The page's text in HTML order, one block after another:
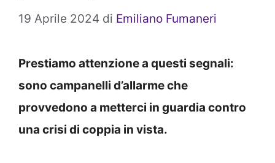
19 Aprile 2024 di Emiliano Fumaneri
Prestiamo attenzione a questi segnali:
sono campanelli d’allarme che
provvedono a metterci in guardia contro
una crisi di coppia in vista.